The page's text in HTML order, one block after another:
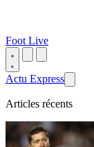
Foot Live
Actu Express
Articles récents